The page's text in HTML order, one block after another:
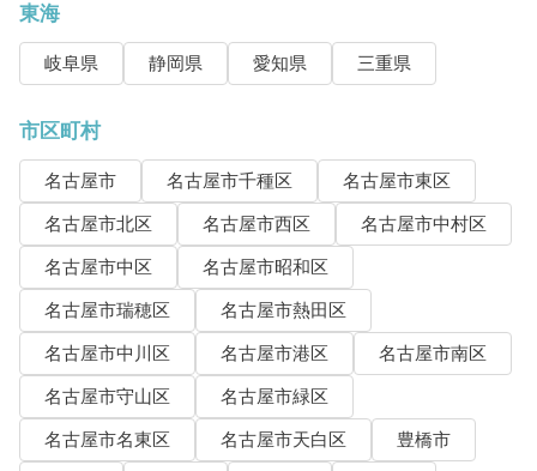
東海
岐阜県 静岡県 愛知県 三重県
市区町村
名古屋市 名古屋市千種区
名古屋市東区
名古屋市北区
名古屋市西区
名古屋市中村区
名古屋市中区
名古屋市昭和区
名古屋市瑞穂区
名古屋市熱田区
名古屋市中川区
名古屋市港区
名古屋市南区
名古屋市守山区
名古屋市緑区
名古屋市名東区
名古屋市天白区
豊橋市